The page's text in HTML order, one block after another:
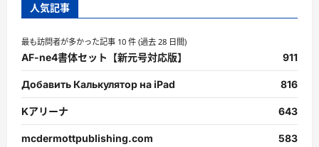
人気記事
最も訪問者が多かった記事 10 件 (過去 28 日間)
AF-ne4書体セット【新元号対応版】 911
Добавить Калькулятор на iPad 816
Kアリーナ 643
mcdermottpublishing.com 583